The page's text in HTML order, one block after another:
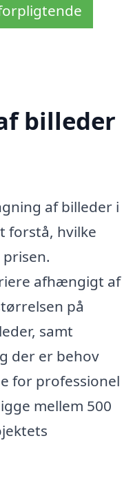
billeder
af billeder i
forstå, hvilke
afhængigt af
på
samt
der er behov
for professionel
mellem 500